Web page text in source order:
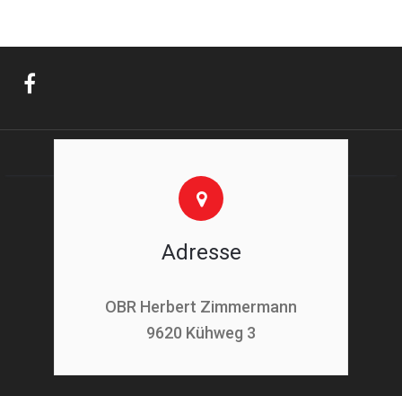
Adresse
OBR Herbert Zimmermann
9620 Kühweg 3